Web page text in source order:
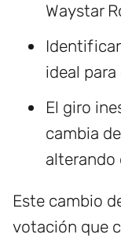
Waystar
ideal para
El giro
cambia
alterando
Este cambio
votación que